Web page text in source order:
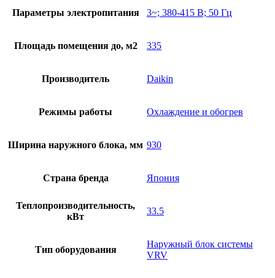
Параметры электропитания 3~; 380-415 В; 50 Гц
Площадь помещения до, м2 335
Производитель Daikin
Режимы работы Охлаждение и обогрев
Ширина наружного блока, мм 930
Страна бренда Япония
Теплопроизводительность,
кВт
33.5
Тип оборудования
Наружный блок системы
VRV